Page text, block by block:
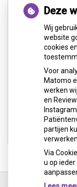
Deze
Wij
website
cookies
Voor
Matomo
werken
en
partijen
verwerken.
Via
u op